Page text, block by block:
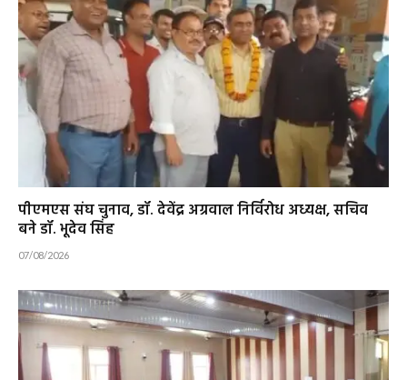
पीएमएस संघ चुनाव, डॉ. देवेंद्र अग्रवाल निर्विरोध अध्यक्ष, सचिव
बने डॉ. भूदेव सिंह
07/08/2026